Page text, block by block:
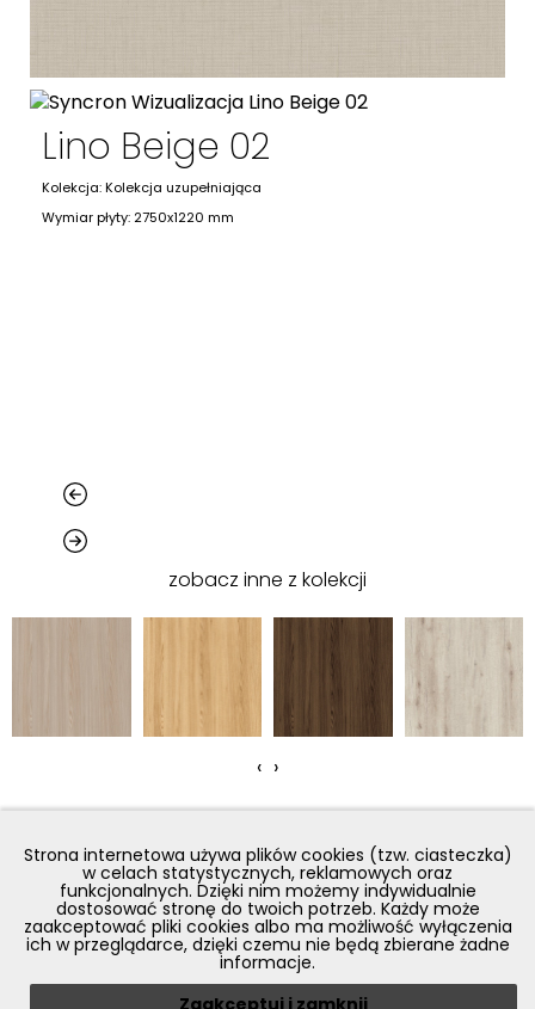
Strona internetowa używa plików cookies (tzw. ciasteczka)
w celach statystycznych, reklamowych oraz
funkcjonalnych. Dzięki nim możemy indywidualnie
dostosować stronę do twoich potrzeb. Każdy może
zaakceptować pliki cookies albo ma możliwość wyłączenia
ich w przeglądarce, dzięki czemu nie będą zbierane żadne
informacje.
Zaakceptuj i zamknij
Lino Beige 02
Kolekcja: Kolekcja uzupełniająca
Wymiar płyty: 2750x1220 mm
zobacz inne z kolekcji
‹ ›